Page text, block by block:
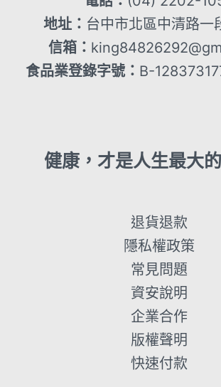
地址： 台中市北區中清路一
信箱：
食品業登錄字號： B-
健康，才是人生最大的
退貨退款
隱私權政策
常見問題
資安說明
企業合作
版權聲明
快速付款